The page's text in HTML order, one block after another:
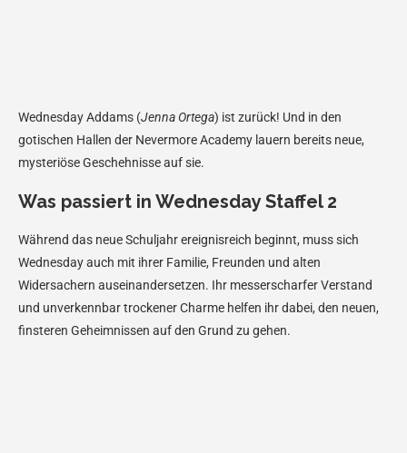
Wednesday Addams (Jenna Ortega) ist zurück! Und in den
gotischen Hallen der Nevermore Academy lauern bereits neue,
mysteriöse Geschehnisse auf sie.
Was passiert in Wednesday Staffel 2
Während das neue Schuljahr ereignisreich beginnt, muss sich
Wednesday auch mit ihrer Familie, Freunden und alten
Widersachern auseinandersetzen. Ihr messerscharfer Verstand
und unverkennbar trockener Charme helfen ihr dabei, den neuen,
finsteren Geheimnissen auf den Grund zu gehen.